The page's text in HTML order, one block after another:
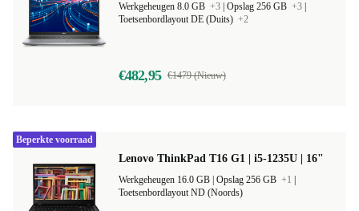
Werkgeheugen 8.0 GB +3 Opslag 256 GB +3
Toetsenbordlayout DE (Duits) +2
€482,95 €1479 (Nieuw)
Lenovo ThinkPad T16 G1 | i5-1235U | 16"
Opslag 256 GB +1
Toetsenbordlayout ND (Noords)
Beperkte voorraad